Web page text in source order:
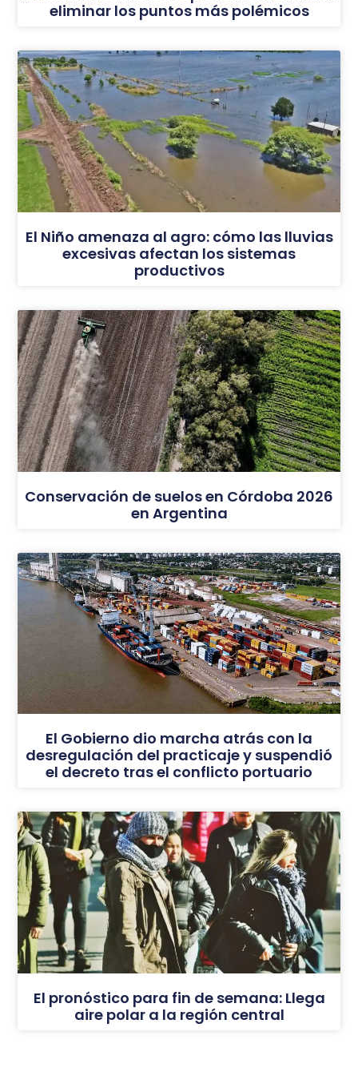
eliminar los puntos más polémicos
El Niño amenaza al agro: cómo las lluvias
excesivas afectan los sistemas
productivos
Conservación de suelos en Córdoba 2026
en Argentina
El Gobierno dio marcha atrás con la
desregulación del practicaje y suspendió
el decreto tras el conflicto portuario
El pronóstico para fin de semana: Llega
aire polar a la región central